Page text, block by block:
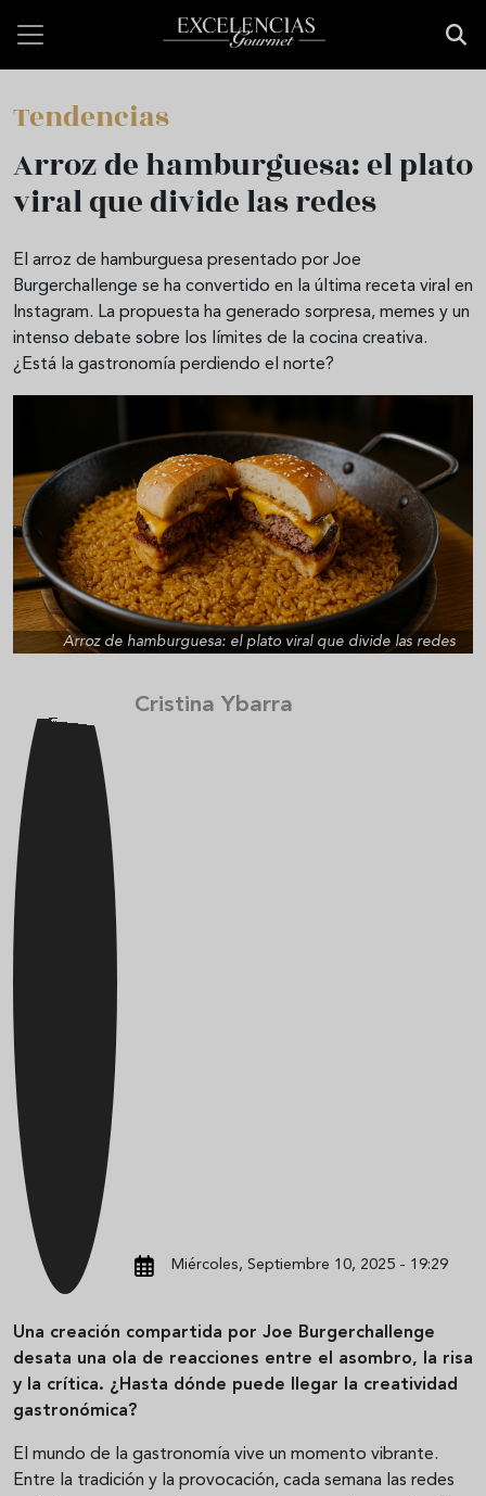
Tendencias
Arroz de hamburguesa: el plato
viral que divide las redes
El arroz de hamburguesa presentado por Joe
Burgerchallenge se ha convertido en la última receta viral en
Instagram. La propuesta ha generado sorpresa, memes y un
intenso debate sobre los límites de la cocina creativa.
¿Está la gastronomía perdiendo el norte?
Arroz de hamburguesa: el plato viral que divide las redes
Cristina Ybarra
Miércoles, Septiembre 10, 2025 - 19:29
Una creación compartida por Joe Burgerchallenge
desata una ola de reacciones entre el asombro, la risa
y la crítica. ¿Hasta dónde puede llegar la creatividad
gastronómica?
El mundo de la gastronomía vive un momento vibrante.
Entre la tradición y la provocación, cada semana las redes